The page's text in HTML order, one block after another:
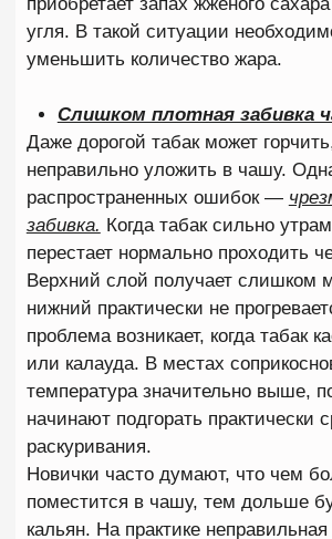
запахи и добавлять неприятный привкус. Еще
одна ошибка —установка углей на чашу сразу
после розжига. Температура в этот момент
нестабильна и может резко подняться выше
всегда дают чаше несколько минут на
равномерный прогрев. Только после этого
начинается полноценное курение. Кроме того,
большое значение имеет качество самого угля.
Дешевые варианты иногда содержат примеси,
которые способны влиять на вкус дыма и
создавать ощущение горечи.
Грязная шахта и колба
Даже идеальная забивка не поможет получить
чистый вкус, если кальян давно не мыли. После
каждой сессии на внутренних стенках шахты
остаются смолы, частицы сиропа и
ароматические компоненты предыдущих табаков.
Постепенно эти отложения накапливаются и
заметно это при смене вкусов. Например, после
яркой мяты или цитрусов новые смеси могут
приобретать посторонние оттенки.
Иногда накопившиеся смолы дают характерную
горечь, которую многие ошибочно принимают за
проблему с табаком или углями.